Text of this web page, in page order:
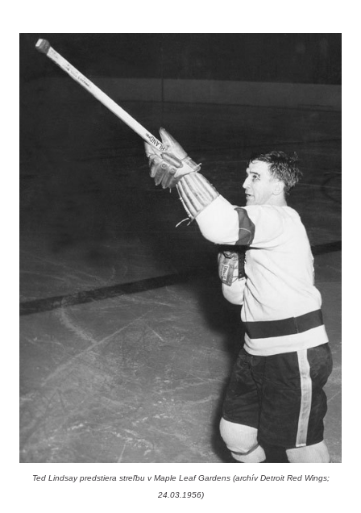
Ted Lindsay predstiera streľbu v Maple Leaf Gardens (archív Detroit Red Wings;
24.03.1956)